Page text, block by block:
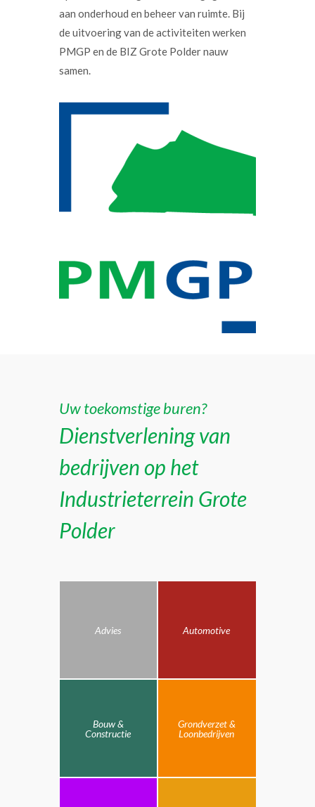
aan onderhoud en beheer van ruimte. Bij
de uitvoering van de activiteiten werken
PMGP en de BIZ Grote Polder nauw
samen.
Uw toekomstige buren?
Dienstverlening van
bedrijven op het
Industrieterrein Grote
Polder
Advies Automotive
Bouw &
Constructie
Grondverzet &
Loonbedrijven